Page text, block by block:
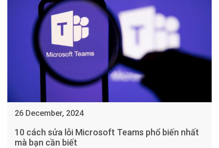
26 December, 2024
10 cách sửa lỗi Microsoft Teams phổ biến nhất
mà bạn cần biết